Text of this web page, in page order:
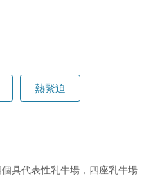
熱緊迫
具代表性乳牛場，四座乳牛場